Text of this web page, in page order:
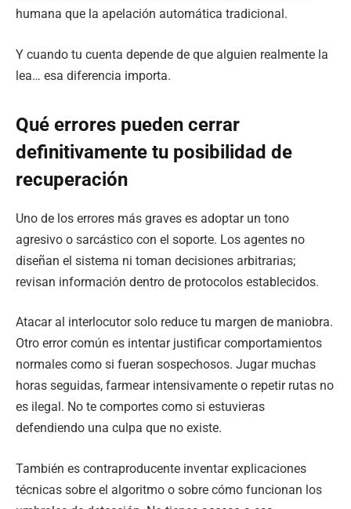
humana que la apelación automática tradicional.
Y cuando tu cuenta depende de que alguien realmente la
lea… esa diferencia importa.
Qué errores pueden cerrar
definitivamente tu posibilidad de
recuperación
Uno de los errores más graves es adoptar un tono
agresivo o sarcástico con el soporte. Los agentes no
diseñan el sistema ni toman decisiones arbitrarias;
revisan información dentro de protocolos establecidos.
Atacar al interlocutor solo reduce tu margen de maniobra.
Otro error común es intentar justificar comportamientos
normales como si fueran sospechosos. Jugar muchas
horas seguidas, farmear intensivamente o repetir rutas no
es ilegal. No te comportes como si estuvieras
defendiendo una culpa que no existe.
También es contraproducente inventar explicaciones
técnicas sobre el algoritmo o sobre cómo funcionan los